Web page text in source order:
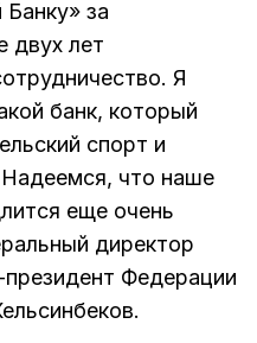
за
двух лет
Я
банк, который
спорт и
Надеемся, что наше
еще очень
директор
президент Федерации